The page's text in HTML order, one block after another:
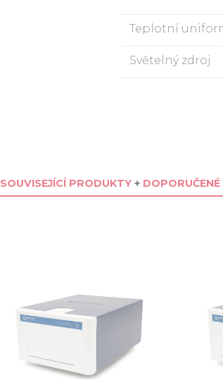
Teplotní
Světelný zdroj
SOUVISEJÍCÍ PRODUKTY+